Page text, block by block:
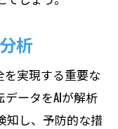
析
を実現する重要な
ータをAIが解析
知し、予防的な措